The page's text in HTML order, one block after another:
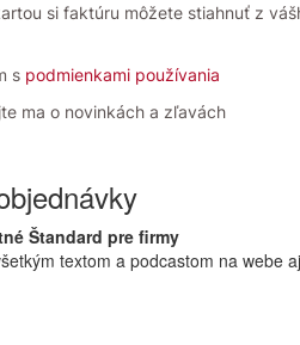
si faktúru môžete stiahnuť z
s podmienkami používania
ma o novinkách a zľavách
Štandard pre firmy
textom a podcastom na webe